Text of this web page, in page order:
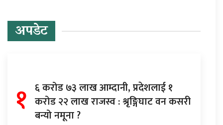
अपडेट
१ ६ करोड ७३ लाख आम्दानी, प्रदेशलाई १
करोड २२ लाख राजस्व : श्रृङ्गिघाट वन कसरी
बन्यो नमूना ?